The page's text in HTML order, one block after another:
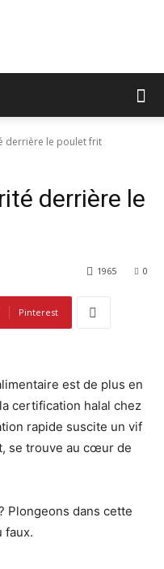
derrière le poulet frit
derrière le
0
1965
Pinterest
est de plus en
certification halal chez
rapide suscite un vif
se trouve au cœur de
Plongeons dans cette
faux.